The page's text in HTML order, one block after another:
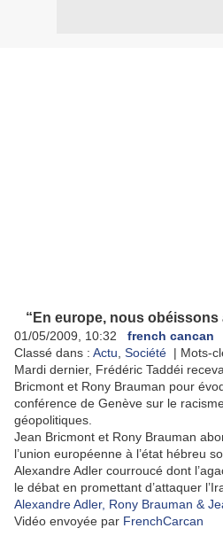
“En europe, nous
01/05/2009, 10:32 french cancan
Classé dans : Actu Société | Mots-
Mardi dernier, Frédéric Taddéi
Bricmont et Rony Brauman pour
conférence de Genève sur le
géopolitiques.
Jean Bricmont et Rony Brauman
l’union européenne à l’état hébreu
Alexandre Adler courroucé dont
le débat en promettant d’attaquer
Alexandre Adler, Rony Brauman &
Vidéo envoyée par FrenchCarcan